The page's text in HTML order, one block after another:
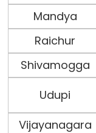
Mandya
Raichur
Shivamogga
Udupi
Vijayanagara